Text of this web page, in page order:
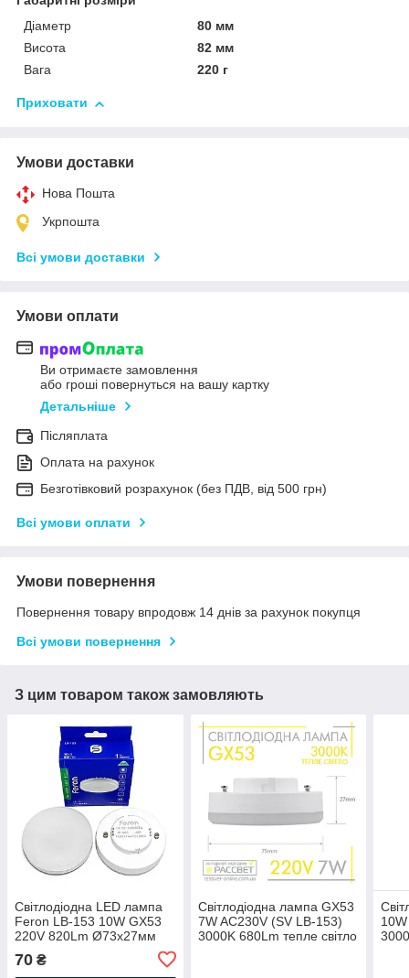
Діаметр
80 мм
Висота
82 мм
Вага
220 г
Приховати
Умови доставки
Нова Пошта
Укрпошта
Всі умови доставки
Умови оплати
Ви отримаєте замовлення
або гроші повернуться на вашу картку
Детальніше
Післяплата
Оплата на рахунок
Безготівковий розрахунок (без ПДВ, від 500 грн)
Всі умови оплати
Умови повернення
Повернення товару впродовж 14 днів за рахунок покупця
Всі умови повернення
З цим товаром також замовляють
Світлодіодна LED лампа
Feron LB-153 10W GX53
220V 820Lm Ø73х27мм
світло
70 ₴
Світлодіодна лампа GX53
7W AC230V (SV LB-153)
3000K 680Lm тепле світло